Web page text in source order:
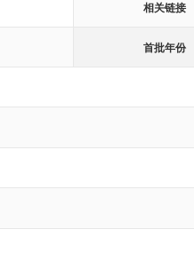
相关链接
首批年份